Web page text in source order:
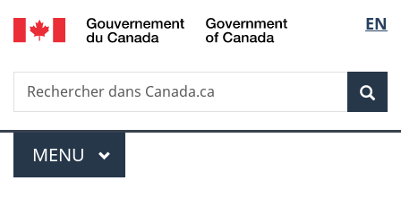
Passer
au
principal
Passer
à
Au
du
Passer
à
version
simplifiée
de
la
EN
Recherche
Rechercher
dans
Menu
MENU PRINCIPAL